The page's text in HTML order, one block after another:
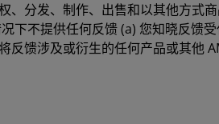
、分发、制作、出售和以其他方式
下不提供任何反馈 (a) 您知晓反馈
反馈涉及或衍生的任何产品或其他